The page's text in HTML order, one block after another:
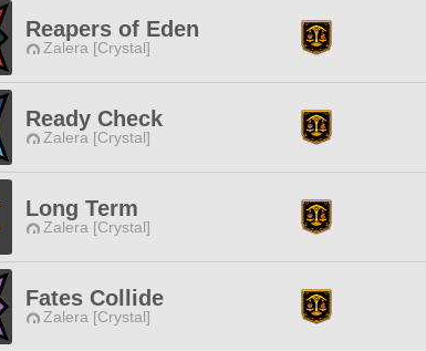
Reapers of Eden
Zalera [Crystal]
Ready Check
Zalera [Crystal]
Long Term
Zalera [Crystal]
Fates Collide
Zalera [Crystal]